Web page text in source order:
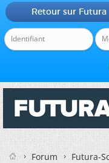
Retour sur Futura
Forum
Futura-